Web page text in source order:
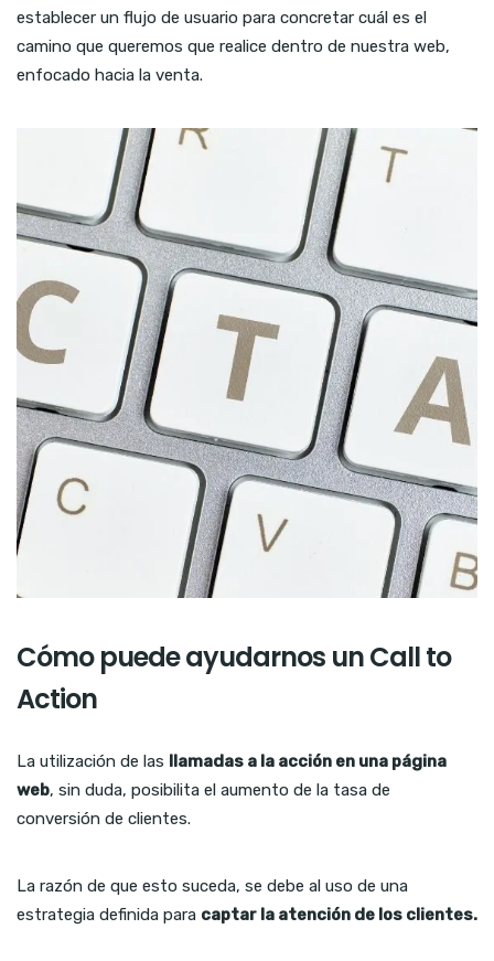
establecer un flujo de usuario para concretar cuál es el
camino que queremos que realice dentro de nuestra web,
enfocado hacia la venta.
Cómo puede ayudarnos un Call to
Action
La utilización de las llamadas a la acción en una página
web, sin duda, posibilita el aumento de la tasa de
conversión de clientes.
La razón de que esto suceda, se debe al uso de una
estrategia definida para captar la atención de los clientes.